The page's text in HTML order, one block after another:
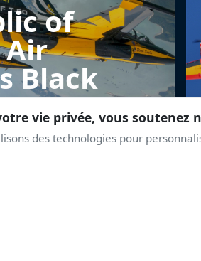
vie privée, vous soutenez
des technologies pour
of
Air
Black